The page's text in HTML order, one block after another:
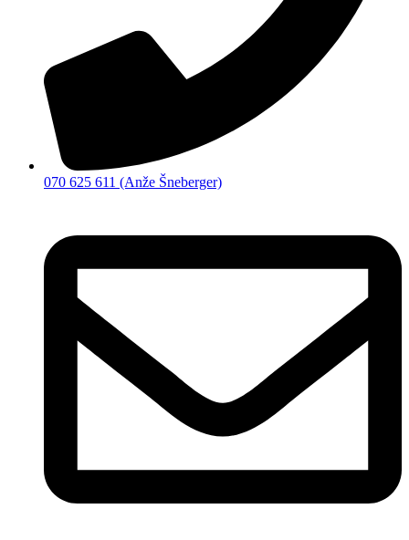
070 625 611 (Anže Šneberger)